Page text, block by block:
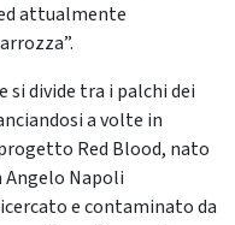
attualmente
si divide tra i palchi dei
a volte in
Red Blood, nato
Napoli
e contaminato da